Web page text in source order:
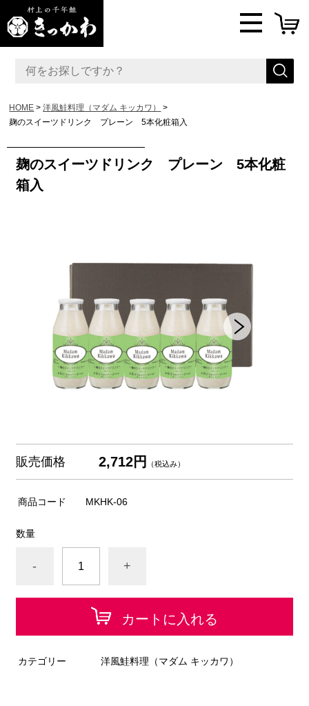
HOME
洋風鮭料理（マダム キッカワ）
麹のスイーツドリンク プレーン 5本化粧箱入
麹のスイーツドリンク プレーン 5本化粧
箱入
販売価格 2,712円 （税込み）
商品コード MKHK-06
数量
- +
カートに入れる
カテゴリー 洋風鮭料理（マダム キッカワ）